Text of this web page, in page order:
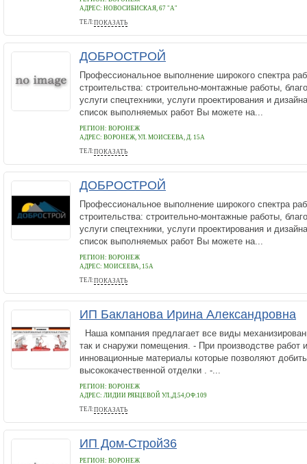
АДРЕС: НОВОСИБИСКАЯ, 67 "А"
ТЕЛ:ПОКАЗАТЬ
8 920 211 77 35
ДОБРОСТРОЙ
Профессиональное выполнение широкого спектра
строительства: строительно-монтажные работы,
услуги спецтехники, услуги проектирования и
список выполняемых работ Вы можете на...
РЕГИОН: ВОРОНЕЖ
АДРЕС: ВОРОНЕЖ, УЛ. МОИСЕЕВА, Д. 15А
ТЕЛ:ПОКАЗАТЬ
8-473-205-11-11
ДОБРОСТРОЙ
Профессиональное выполнение широкого спектра
строительства: строительно-монтажные работы,
услуги спецтехники, услуги проектирования и
список выполняемых работ Вы можете на...
РЕГИОН: ВОРОНЕЖ
АДРЕС: МОИСЕЕВА, 15А
ТЕЛ:ПОКАЗАТЬ
8 473 205-11-11
ИП Бакланова Ирина Александровна
Наша компания предлагает все виды
так и снаружи помещения. - При производстве работ
инновационные материалы которые позволяют
высококачественной отделки . -...
РЕГИОН: ВОРОНЕЖ
АДРЕС: ЛИДИИ РЯБЦЕВОЙ УЛ.,Д.54,ОФ.109
ТЕЛ:ПОКАЗАТЬ
8-900-300-33-43
ИП Дом-Строй36
РЕГИОН: ВОРОНЕЖ